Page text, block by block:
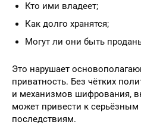
Кто ими владеет;
Как долго хранятся;
Могут ли они быть
Это нарушает
приватность. Без чётких
и механизмов шифрования,
может привести к
последствиям.